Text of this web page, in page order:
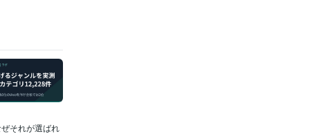
それが選ばれ